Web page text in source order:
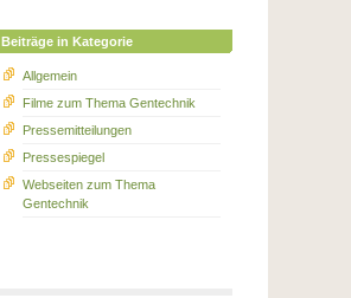
Beiträge in Kategorie
Allgemein
Filme zum Thema Gentechnik
Pressemitteilungen
Pressespiegel
Webseiten zum Thema
Gentechnik